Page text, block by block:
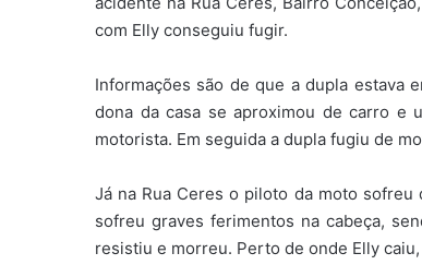
com Elly conseguiu fugir.
Informações são de que a dupla estava
dona da casa se aproximou de carro e
motorista. Em seguida a dupla fugiu de
Já na Rua Ceres o piloto da moto sofreu
sofreu graves ferimentos na cabeça,
resistiu e morreu. Perto de onde Elly